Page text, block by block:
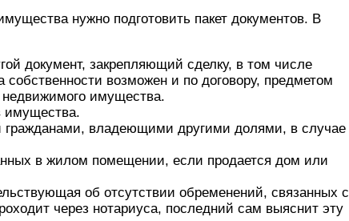
нужно подготовить пакет документов. В
документ, закрепляющий сделку, в том числе
собственности возможен и по договору, предметом
недвижимого имущества.
имущества.
гражданами, владеющими другими долями, в случае
в жилом помещении, если продается дом или
об отсутствии обременений, связанных с
через нотариуса, последний сам выяснит эту